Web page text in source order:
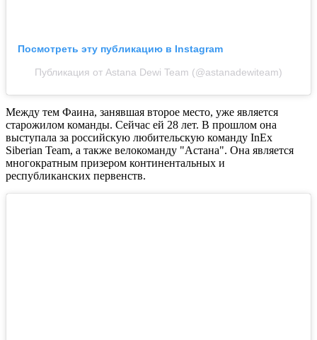
Посмотреть эту публикацию в Instagram
Публикация от Astana Dewi Team (@astanadewiteam)
Между тем Фаина, занявшая второе место, уже является
старожилом команды. Сейчас ей 28 лет. В прошлом она
выступала за российскую любительскую команду InEx
Siberian Team, а также велокоманду "Астана". Она является
многократным призером континентальных и
республиканских первенств.